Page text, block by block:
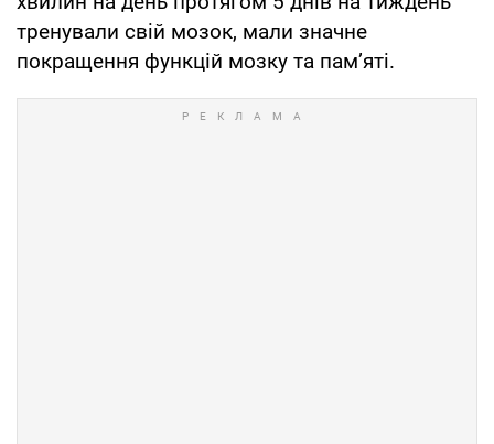
тренували свій мозок, мали значне
покращення функцій мозку та пам’яті.